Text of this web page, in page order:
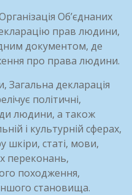
Об’єднаних
прав людини,
документом, де
про права людини.
Загальна декларація
політичні,
людини, а також
і культурній сферах,
шкіри, статі, мови,
переконань,
походження,
становища.